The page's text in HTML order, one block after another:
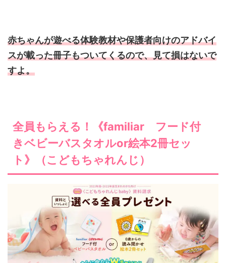
赤ちゃんが遊べる体験教材や保護者向けのアドバイ
スが載った冊子もついてくるので、見て損はないで
すよ。
全員もらえる！《familiar フード付
きベビーバスタオルor絵本2冊セッ
ト》（こどもちゃれんじ）